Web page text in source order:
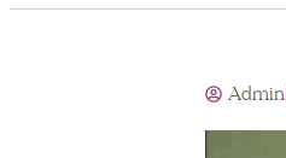
Admin